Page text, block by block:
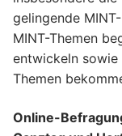
gelingende
MINT-Themen
entwickeln sowie
Themen
Online-